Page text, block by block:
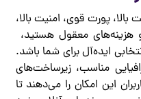
پورت قوی، امنیت بالا،
و هزینه‌های معقول هستید،
ایده‌آل برای شما باشد.
مناسب، زیرساخت‌های
این امکان را می‌دهند تا